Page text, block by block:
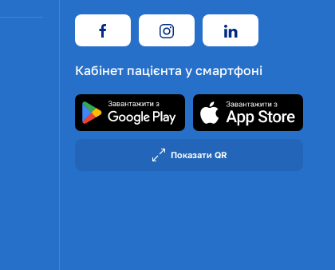
Кабінет пацієнта у смартфоні
Показати QR